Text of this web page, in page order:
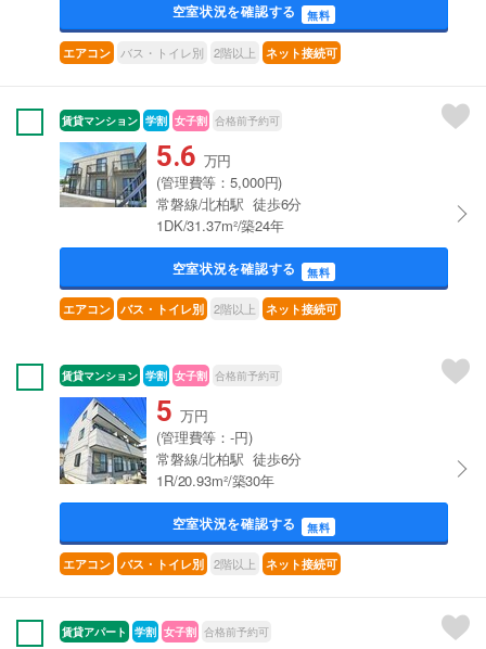
空室状況を確認する 無料
エアコン バス・トイレ別 2階以上 ネット接続可
賃貸マンション 学割 女子割 合格前予約可
5.6 万円
(管理費等：5,000円)
常磐線/北柏駅 徒歩6分
1DK/31.37m²/築24年
空室状況を確認する 無料
エアコン バス・トイレ別 2階以上 ネット接続可
賃貸マンション 学割 女子割 合格前予約可
5 万円
(管理費等：-円)
常磐線/北柏駅 徒歩6分
1R/20.93m²/築30年
空室状況を確認する 無料
エアコン バス・トイレ別 2階以上 ネット接続可
賃貸アパート 学割 女子割 合格前予約可